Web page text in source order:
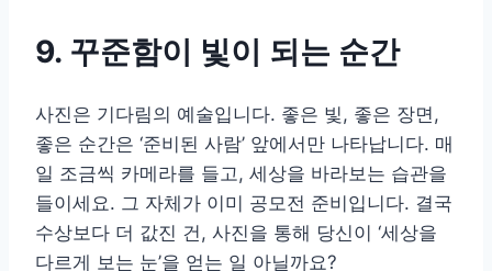
9. 꾸준함이 빛이 되는 순간
사진은 기다림의 예술입니다. 좋은 빛, 좋은 장면,
좋은 순간은 ‘준비된 사람’ 앞에서만 나타납니다. 매
일 조금씩 카메라를 들고, 세상을 바라보는 습관을
들이세요. 그 자체가 이미 공모전 준비입니다. 결국
수상보다 더 값진 건, 사진을 통해 당신이 ‘세상을
다르게 보는 눈’을 얻는 일 아닐까요?